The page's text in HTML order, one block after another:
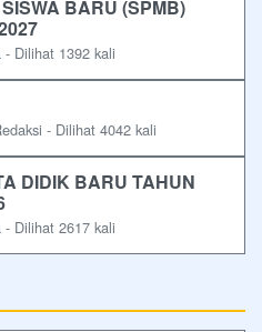
BARU (SPMB)
Dilihat 1392 kali
- Dilihat 4042 kali
DIDIK BARU TAHUN
Dilihat 2617 kali